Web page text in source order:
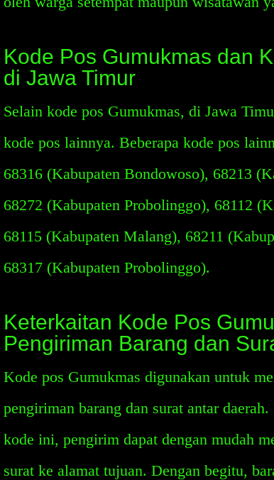
Kode Pos Gumukmas dan
di Jawa Timur
Selain kode pos Gumukmas, di Jawa
kode pos lainnya. Beberapa kode pos
68316 (Kabupaten Bondowoso), 68213
68272 (Kabupaten Probolinggo), 68112
68115 (Kabupaten Malang), 68211
68317 (Kabupaten Probolinggo).
Keterkaitan Kode Pos
Pengiriman Barang dan
Kode pos Gumukmas digunakan untuk
pengiriman barang dan surat antar
kode ini, pengirim dapat dengan mudah
surat ke alamat tujuan. Dengan begitu,